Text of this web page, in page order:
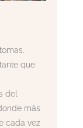
que
del
más
cada vez